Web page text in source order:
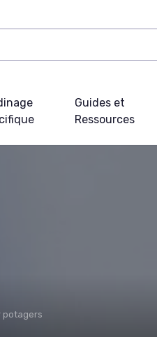
Guides et
Ressources
potagers